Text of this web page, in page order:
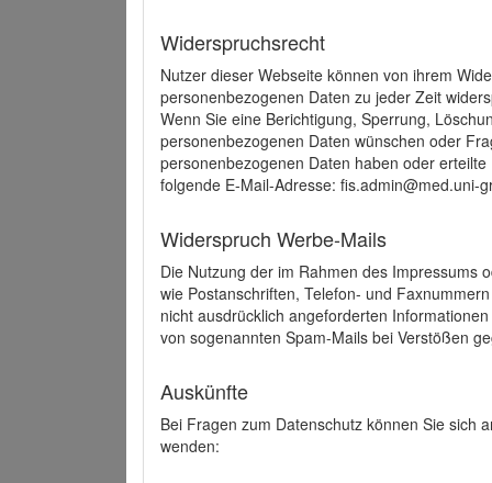
Widerspruchsrecht
Nutzer dieser Webseite können von ihrem
personenbezogenen Daten zu jeder Zeit
Wenn Sie eine Berichtigung, Sperrung,
personenbezogenen Daten wünschen oder
personenbezogenen Daten haben oder
folgende E-Mail-Adresse: fis.admin@med.uni-
Widerspruch Werbe-Mails
Die Nutzung der im Rahmen des Impressums
wie Postanschriften, Telefon- und
nicht ausdrücklich angeforderten
von sogenannten Spam-Mails bei Verstößen
Auskünfte
Bei Fragen zum Datenschutz können Sie sich
wenden: